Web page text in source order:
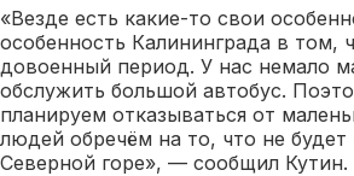
«Везде есть какие-то свои
особенность Калининграда в том,
довоенный период. У нас немало
обслужить большой автобус.
планируем отказываться от
людей обречём на то, что не
Северной горе», — сообщил Кутин.